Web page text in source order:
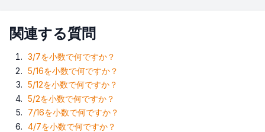
関連する質問
3/7を小数で何ですか？
5/16を小数で何ですか？
5/12を小数で何ですか？
5/2を小数で何ですか？
7/16を小数で何ですか？
4/7を小数で何ですか？